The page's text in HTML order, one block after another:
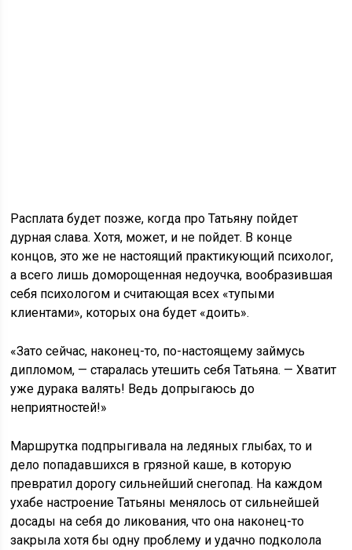
Расплата будет позже, когда про Татьяну пойдет
дурная слава. Хотя, может, и не пойдет. В конце
концов, это же не настоящий практикующий психолог,
а всего лишь доморощенная недоучка, вообразившая
себя психологом и считающая всех «тупыми
клиентами», которых она будет «доить».
«Зато сейчас, наконец-то, по-настоящему займусь
дипломом, — старалась утешить себя Татьяна. — Хватит
уже дурака валять! Ведь допрыгаюсь до
неприятностей!»
Маршрутка подпрыгивала на ледяных глыбах, то и
дело попадавшихся в грязной каше, в которую
превратил дорогу сильнейший снегопад. На каждом
ухабе настроение Татьяны менялось от сильнейшей
досады на себя до ликования, что она наконец-то
закрыла хотя бы одну проблему и удачно подколола